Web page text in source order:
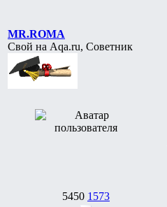
MR.ROMA
Свой на Aqa.ru, Советник
5450 1573